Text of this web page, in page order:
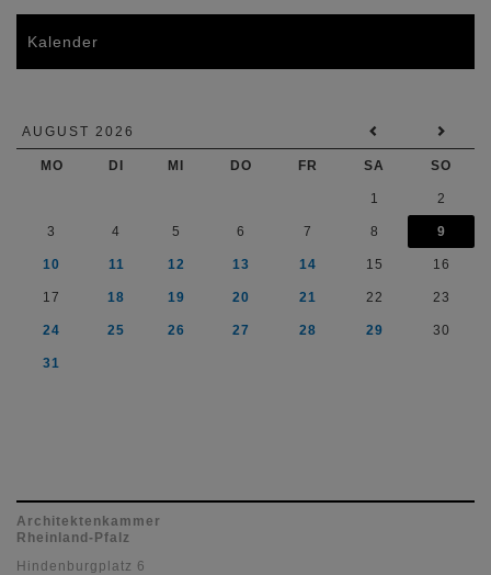
Kalender
AUGUST 2026
MO DI MI DO FR SA SO
1 2
3 4 5 6 7 8 9
10 11 12 13 14 15 16
17 18 19 20 21 22 23
24 25 26 27 28 29 30
31
Architektenkammer
Rheinland-Pfalz
Hindenburgplatz 6